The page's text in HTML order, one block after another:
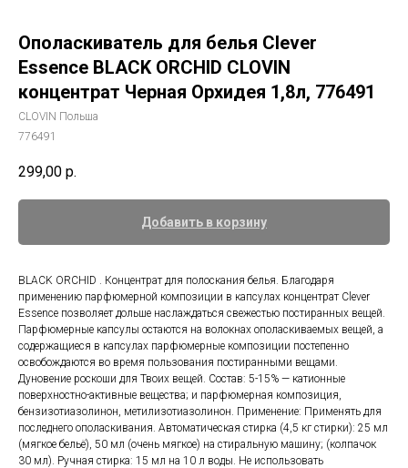
Ополаскиватель для белья Clever
Essence BLACK ORCHID CLOVIN
концентрат Черная Орхидея 1,8л, 776491
CLOVIN Польша
776491
299,00 р.
Добавить в корзину
BLACK ORCHID . Концентрат для полоскания белья. Благодаря
применению парфюмерной композиции в капсулах концентрат Clever
Essence позволяет дольше наслаждаться свежестью постиранных вещей.
Парфюмерные капсулы остаются на волокнах ополаскиваемых вещей, а
содержащиеся в капсулах парфюмерные композиции постепенно
освобождаются во время пользования постиранными вещами.
Дуновение роскоши для Твоих вещей. Состав: 5-15% — катионные
поверхностно-активные вещества; и парфюмерная композиция,
бензизотиазолинон, метилизотиазолинон. Применение: Применять для
последнего ополаскивания. Автоматическая стирка (4,5 кг стирки): 25 мл
(мягкое бельё), 50 мл (очень мягкое) на стиральную машину; (колпачок
30 мл). Ручная стирка: 15 мл на 10 л воды. Не использовать